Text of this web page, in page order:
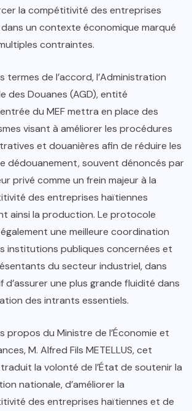
la compétitivité des entreprises
un contexte économique marqué
contraintes.
termes de l’accord, l’Administration
des Douanes (AGD), entité
du MEF mettra en place des
visant à améliorer les procédures
et douanières afin de réduire les
dédouanement, souvent dénoncés par
privé comme un frein majeur à la
des entreprises haïtiennes
ainsi la production. Le protocole
une meilleure coordination
institutions publiques concernées et
du secteur industriel, dans
d’assurer une plus grande fluidité dans
des intrants essentiels.
propos du Ministre de l’Économie et
M. Alfred Fils METELLUS, cet
la volonté de l’État de soutenir la
nationale, d’améliorer la
des entreprises haïtiennes et de